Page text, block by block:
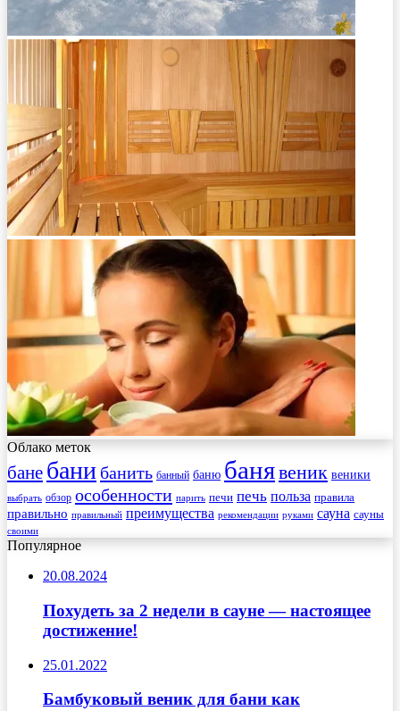
Облако меток
бане бани банить банный баню банявеник веники
выбрать обзор особенности парить печи печь польза правила
правильно правильный преимущества рекомендации руками сауна сауны
своими
Популярное
20.08.2024
Похудеть за 2 недели в сауне — настоящее
достижение!
25.01.2022
Бамбуковый веник для бани как